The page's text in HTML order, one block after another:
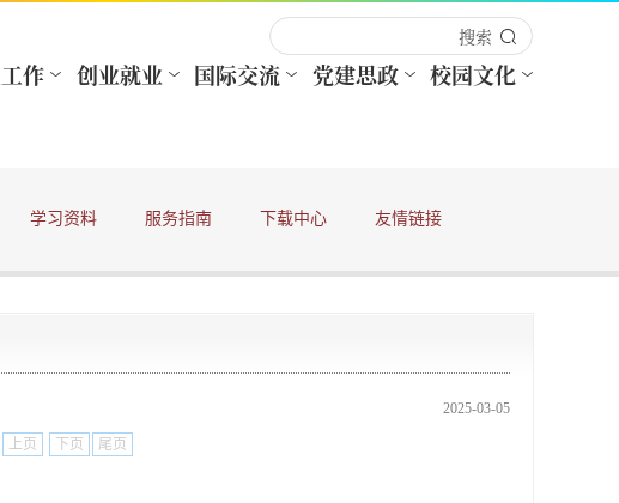
学习资料 服务指南 下载中心 友情链接
2025-03-05
上页 下页 尾页